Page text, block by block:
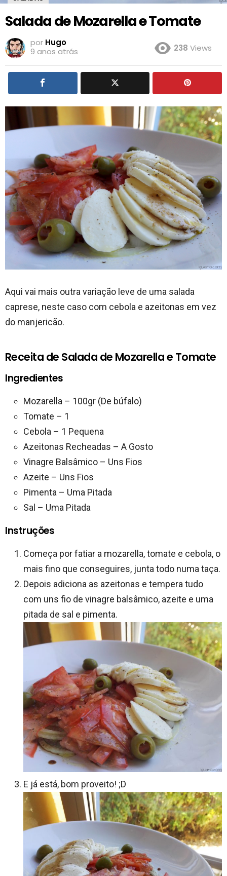
Salada de Mozarella e Tomate
por Hugo
9 anos atrás
238 Views
Aqui vai mais outra variação leve de uma salada
caprese, neste caso com cebola e azeitonas em vez
do manjericão.
Receita de Salada de Mozarella e Tomate
Ingredientes
Mozarella – 100gr (De búfalo)
Tomate – 1
Cebola – 1 Pequena
Azeitonas Recheadas – A Gosto
Vinagre Balsâmico – Uns Fios
Azeite – Uns Fios
Pimenta – Uma Pitada
Sal – Uma Pitada
Instruções
Começa por fatiar a mozarella, tomate e cebola, o
mais fino que conseguires, junta todo numa taça.
Depois adiciona as azeitonas e tempera tudo
com uns fio de vinagre balsâmico, azeite e uma
pitada de sal e pimenta.
E já está, bom proveito! ;D